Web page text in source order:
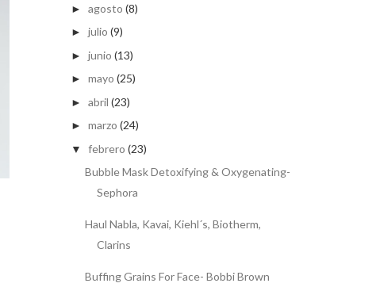
► agosto (8)
► julio (9)
► junio (13)
► mayo (25)
► abril (23)
► marzo (24)
▼ febrero (23)
Bubble Mask Detoxifying & Oxygenating-
Sephora
Haul Nabla, Kavai, Kiehl´s, Biotherm,
Clarins
Buffing Grains For Face- Bobbi Brown